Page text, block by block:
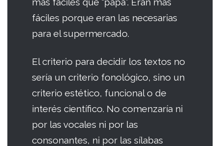
fáciles porque eran las necesarias
para el supermercado.
El criterio para decidir los textos no
sería un criterio fonológico, sino un
criterio estético, funcional o de
interés científico. No comenzaría ni
por las vocales ni por las
consonantes, ni por las sílabas